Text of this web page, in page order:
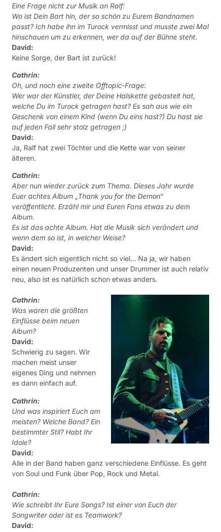
Eine Frage nicht zur Musik an Ralf:
Wo ist Dein Bart hin, der so schön zu Eurem Bandnamen
passt? Ich habe ihn im Turock vermisst und musste zwei Mal
hinschauen um zu erkennen, wer da auf der Bühne steht.
David:
Keine Sorge, der Bart ist zurück!
Cathrin:
Oh, und noch eine zweite Offtopic-Frage:
Wer war der Künstler, der Deine Halskette gebastelt hat,
welche Du im Turock getragen hast? Es sah aus wie ein
Geschenk von einem Kind (wenn Du eins hast?) Du hast sie
auf jeden Fall sehr stolz getragen ;)
David:
Ja, Ralf hat zwei Töchter und die Kette war von seiner
älteren.
Cathrin:
Aber nun wieder zurück zum Thema. Dieses Jahr wurde
Euer achtes Album „Thank you for the Demon“
veröffentlicht. Erzähl mir und Euren Fans etwas zu dem
Album.
Es ist das achte Album. Hat die Musik sich verändert und
wenn dem so ist, in welcher Weise?
David:
Es ändert sich eigentlich nicht so viel… Na ja, wir haben
einen neuen Produzenten und unser Drummer ist auch relativ
neu, also ist es natürlich schon etwas anders.
Cathrin:
Was waren die größten
Einflüsse beim neuen
Album?
David:
Schwierig zu sagen. Wir
machen meist unser
eigenes Ding und nehmen
es dann einfach auf.
Cathrin:
Und was inspiriert Euch am
meisten? Welche Band? Ein
bestimmter Stil? Habt Ihr
Idole?
David:
Alle in der Band haben ganz verschiedene Einflüsse. Es geht
von Soul und Funk über Pop, Rock und Metal.
Cathrin:
Wie schreibt Ihr Eure Songs? Ist einer von Euch der
Songwriter oder ist es Teamwork?
David: